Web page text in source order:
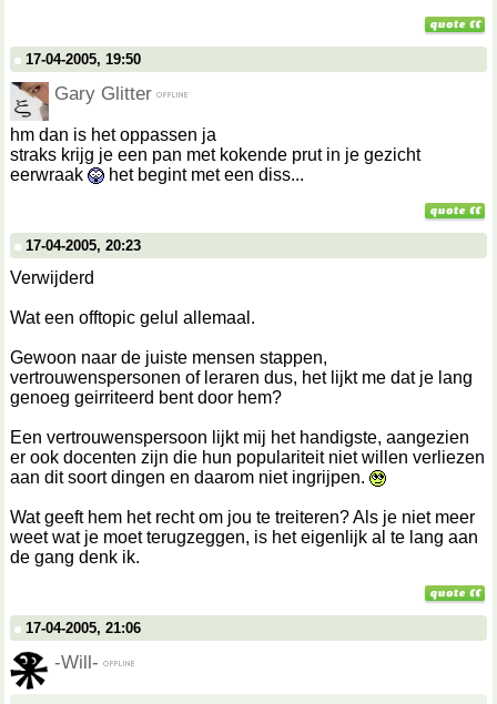
17-04-2005, 19:50
Gary Glitter
hm dan is het oppassen ja
straks krijg je een pan met kokende prut in je gezicht
eerwraak
het begint met een diss...
17-04-2005, 20:23
Verwijderd
Wat een offtopic gelul allemaal.
Gewoon naar de juiste mensen stappen,
vertrouwenspersonen of leraren dus, het lijkt me dat je lang
genoeg geirriteerd bent door hem?
Een vertrouwenspersoon lijkt mij het handigste, aangezien
er ook docenten zijn die hun populariteit niet willen verliezen
aan dit soort dingen en daarom niet ingrijpen.
Wat geeft hem het recht om jou te treiteren? Als je niet meer
weet wat je moet terugzeggen, is het eigenlijk al te lang aan
de gang denk ik.
17-04-2005, 21:06
-Will-